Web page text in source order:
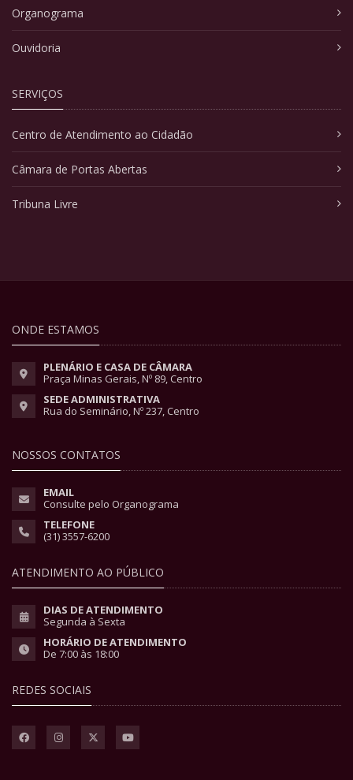
Organograma
Ouvidoria
SERVIÇOS
Centro de Atendimento ao Cidadão
Câmara de Portas Abertas
Tribuna Livre
ONDE ESTAMOS
PLENÁRIO E CASA DE CÂMARA
Praça Minas Gerais, Nº 89, Centro
SEDE ADMINISTRATIVA
Rua do Seminário, Nº 237, Centro
NOSSOS CONTATOS
EMAIL
Consulte pelo Organograma
TELEFONE
(31) 3557-6200
ATENDIMENTO AO PÚBLICO
DIAS DE ATENDIMENTO
Segunda à Sexta
HORÁRIO DE ATENDIMENTO
De 7:00 às 18:00
REDES SOCIAIS